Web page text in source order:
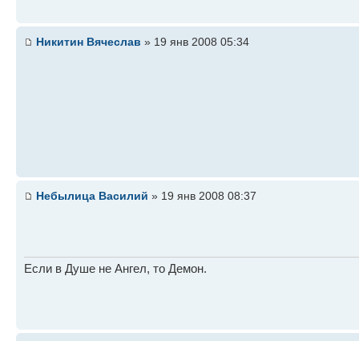
Никитин Вячеслав » 19 янв 2008 05:34
Небылица Василий » 19 янв 2008 08:37
Если в Душе не Ангел, то Демон.